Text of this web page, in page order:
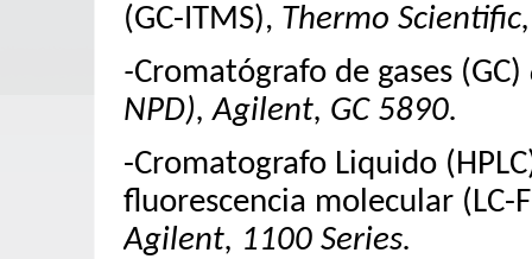
(GC-ITMS), Thermo
-Cromatógrafo de gases (GC)
NPD), Agilent, GC 5890.
-Cromatografo Liquido
fluorescencia molecular (LC-
Agilent, 1100 Series.